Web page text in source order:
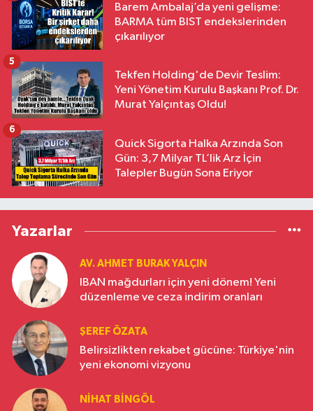
Barem Ambalaj’da yeni gelişme:
BARMA tüm BIST endekslerinden
çıkarılıyor
Tekfen Holding'de Devir Teslim:
Yeni Yönetim Kurulu Başkanı Prof. Dr.
Murat Yalçıntaş Oldu!
5
Quick Sigorta Halka Arzında Son
Gün: 3,7 Milyar TL’lik Arz İçin
Talepler Bugün Sona Eriyor
6
Yazarlar
AV. AHMET BURAK YALÇIN
IBAN mağdurları için yeni dönem! Yeni
düzenleme ve ceza indirim oranları
ŞEREF ÖZATA
Belirsizlikten rekabet gücüne: Türkiye'nin
yeni ekonomi vizyonu
NIHAT BINGÖL